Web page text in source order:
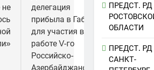
не
делегация
прибыла в Габалу
для участия в
работе V-го
Российско-
Азербайджанского
ПРЕДСТ. РД
ОБЛАСТИ
ПРЕДСТ. РД
САНКТ-